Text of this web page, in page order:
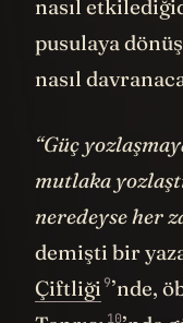
nasıl
pusulaya
nasıl
“Güç
mutlaka
neredeyse her
demişti bir
Çiftliği
’nde,